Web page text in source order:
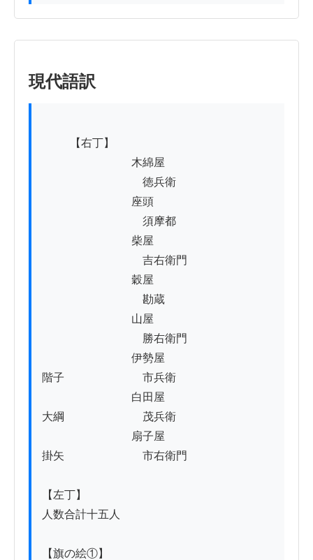
現代語訳
木綿屋
徳兵衛
座頭
須摩都
柴屋
吉右衛門
穀屋
勘蔵
山屋
勝右衛門
伊勢屋
階子　　　　　　　市兵衛
白田屋
大綱　　　　　　　茂兵衛
扇子屋
掛矢　　　　　　　市右衛門
【左丁】
人数合計十五人
【旗の絵①】